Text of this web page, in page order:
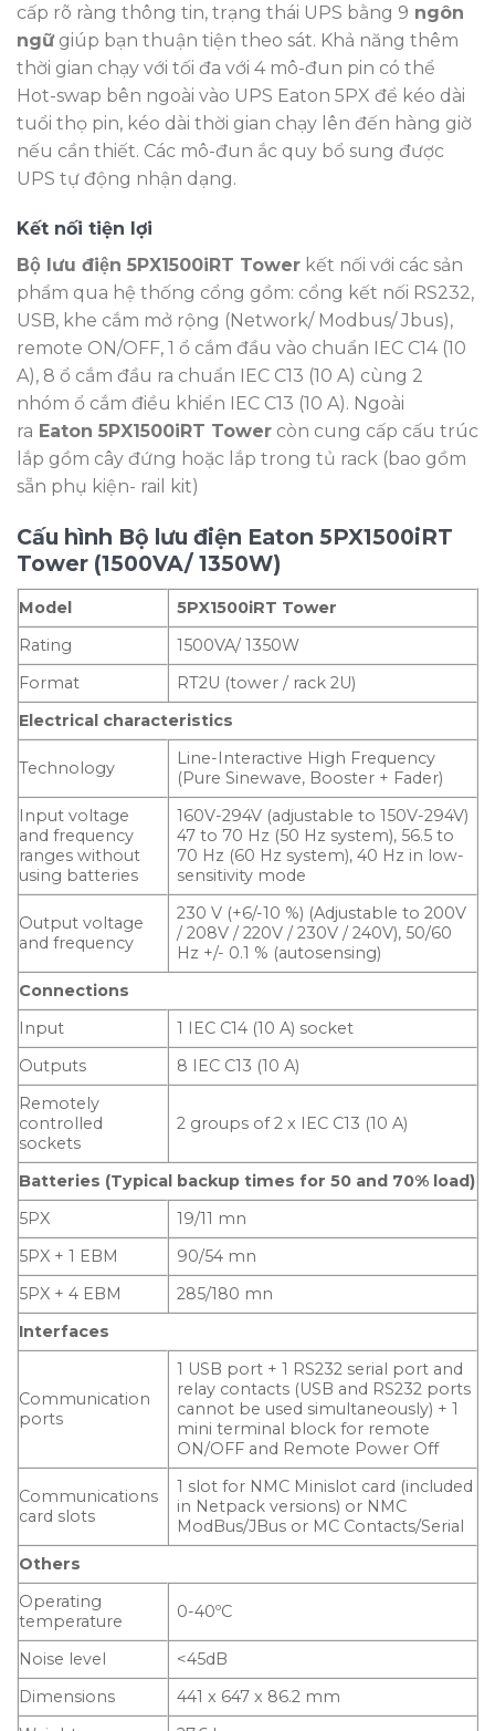
cấp rõ ràng thông tin, trạng thái UPS bằng 9 ngôn
ngữgiúp bạn thuận tiện theo sát. Khả năng thêm
thời gian chạy với tối đa với 4 mô-đun pin có thể
Hot-swap bên ngoài vào UPS Eaton 5PX để kéo dài
tuổi thọ pin, kéo dài thời gian chạy lên đến hàng giờ
nếu cần thiết. Các mô-đun ắc quy bổ sung được
UPS tự động nhận dạng.
Kết nối tiện lợi
Bộ lưu điện 5PX1500iRT Tower kết nối với các sản
phẩm qua hệ thống cổng gồm: cổng kết nối RS232,
USB, khe cắm mở rộng (Network/ Modbus/ Jbus),
remote ON/OFF, 1 ổ cắm đầu vào chuẩn IEC C14 (10
A), 8 ổ cắm đầu ra chuẩn IEC C13 (10 A) cùng 2
nhóm ổ cắm điều khiển IEC C13 (10 A). Ngoài
ra Eaton 5PX1500iRT Tower còn cung cấp cấu trúc
lắp gồm cây đứng hoặc lắp trong tủ rack (bao gồm
sẵn phụ kiện- rail kit)
Cấu hình Bộ lưu điện Eaton 5PX1500iRT
Tower (1500VA/ 1350W)
Model
5PX1500iRT Tower
Rating
1500VA/ 1350W
Format
RT2U (tower / rack 2U)
Electrical characteristics
Technology
Line-Interactive High Frequency
(Pure Sinewave, Booster + Fader)
Input voltage
and frequency
ranges without
using batteries
160V-294V (adjustable to 150V-294V)
47 to 70 Hz (50 Hz system), 56.5 to
70 Hz (60 Hz system), 40 Hz in low-
sensitivity mode
Output voltage
and frequency
230 V (+6/-10 %) (Adjustable to 200V
/ 208V / 220V / 230V / 240V), 50/60
Hz +/- 0.1 % (autosensing)
Connections
Input
1 IEC C14 (10 A) socket
Outputs
8 IEC C13 (10 A)
Remotely
controlled
sockets
2 groups of 2 x IEC C13 (10 A)
Batteries (Typical backup times for 50 and 70% load)
5PX
19/11 mn
5PX + 1 EBM
90/54 mn
5PX + 4 EBM
285/180 mn
Interfaces
Communication
ports
1 USB port + 1 RS232 serial port and
relay contacts (USB and RS232 ports
cannot be used simultaneously) + 1
mini terminal block for remote
ON/OFF and Remote Power Off
Communications
card slots
1 slot for NMC Minislot card (included
in Netpack versions) or NMC
ModBus/JBus or MC Contacts/Serial
Others
Operating
temperature
0-40ºC
Noise level
<45dB
Dimensions
441 x 647 x 86.2 mm